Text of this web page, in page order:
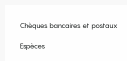
Chèques bancaires et postaux
Espèces